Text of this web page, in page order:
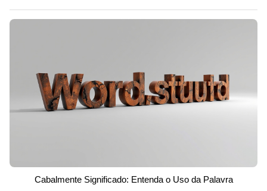
Cabalmente Significado: Entenda o Uso da Palavra